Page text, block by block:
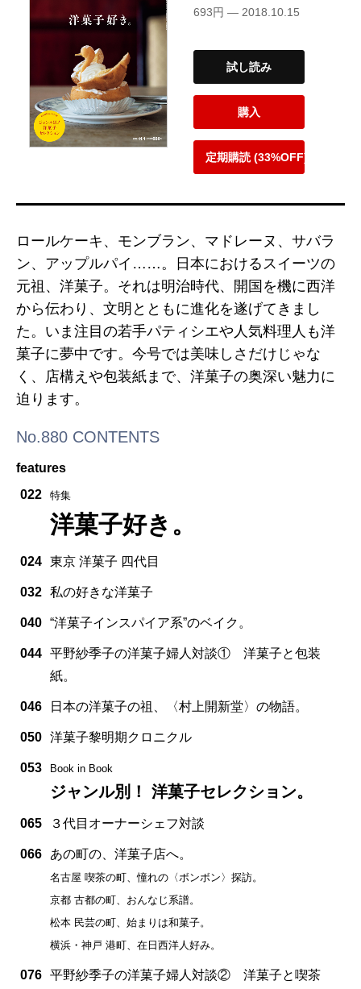
693円 — 2018.10.15
試し読み
購入
定期購読 (33%OFF)
ロールケーキ、モンブラン、マドレーヌ、サバラ
ン、アップルパイ……。日本におけるスイーツの
元祖、洋菓子。それは明治時代、開国を機に西洋
から伝わり、文明とともに進化を遂げてきまし
た。いま注目の若手パティシエや人気料理人も洋
菓子に夢中です。今号では美味しさだけじゃな
く、店構えや包装紙まで、洋菓子の奥深い魅力に
迫ります。
No.880 CONTENTS
features
022
特集
洋菓子好き。
024 東京 洋菓子 四代目
032 私の好きな洋菓子
040 “洋菓子インスパイア系”のベイク。
044 平野紗季子の洋菓子婦人対談① 洋菓子と包装
紙。
046 日本の洋菓子の祖、〈村上開新堂〉の物語。
050 洋菓子黎明期クロニクル
053 Book in Book
ジャンル別！ 洋菓子セレクション。
065 ３代目オーナーシェフ対談
066 あの町の、洋菓子店へ。
名古屋 喫茶の町、憧れの〈ボンボン〉探訪。
京都 古都の町、おんなじ系譜。
松本 民芸の町、始まりは和菓子。
横浜・神戸 港町、在日西洋人好み。
076 平野紗季子の洋菓子婦人対談② 洋菓子と喫茶